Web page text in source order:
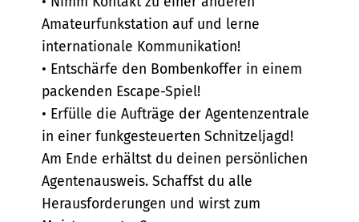
Amateurfunkstation auf und lerne
internationale Kommunikation!
• Entschärfe den Bombenkoffer in einem
packenden Escape-Spiel!
• Erfülle die Aufträge der Agentenzentrale
in einer funkgesteuerten Schnitzeljagd!
Am Ende erhältst du deinen persönlichen
Agentenausweis. Schaffst du alle
Herausforderungen und wirst zum